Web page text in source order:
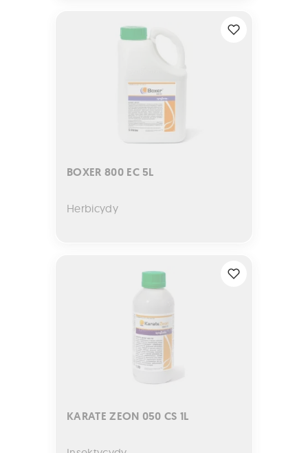
BOXER 800 EC 5L
Herbicydy
KARATE ZEON 050 CS 1L